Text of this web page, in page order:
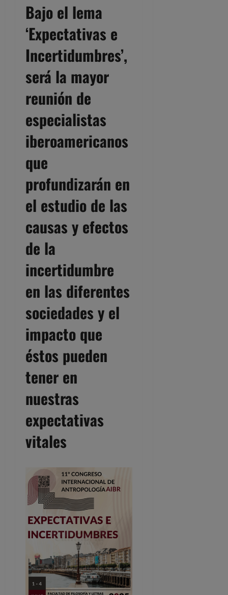
Bajo el lema
‘Expectativas e
Incertidumbres’,
será la mayor
reunión de
especialistas
iberoamericanos
que
profundizarán en
el estudio de las
causas y efectos
de la
incertidumbre
en las diferentes
sociedades y el
impacto que
éstos pueden
tener en
nuestras
expectativas
vitales